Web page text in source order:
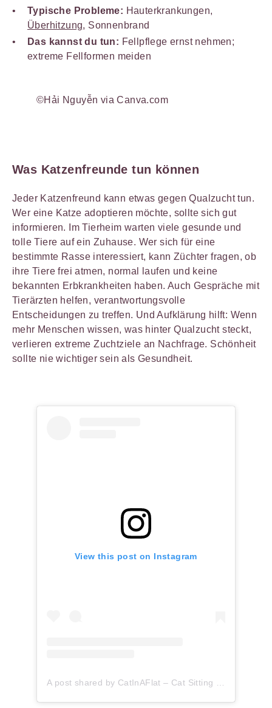
Typische Probleme: Hauterkrankungen,
Überhitzung, Sonnenbrand
Das kannst du tun: Fellpflege ernst nehmen;
extreme Fellformen meiden
©Hải Nguyễn via Canva.com
Was Katzenfreunde tun können
Jeder Katzenfreund kann etwas gegen Qualzucht tun.
Wer eine Katze adoptieren möchte, sollte sich gut
informieren. Im Tierheim warten viele gesunde und
tolle Tiere auf ein Zuhause. Wer sich für eine
bestimmte Rasse interessiert, kann Züchter fragen, ob
ihre Tiere frei atmen, normal laufen und keine
bekannten Erbkrankheiten haben. Auch Gespräche mit
Tierärzten helfen, verantwortungsvolle
Entscheidungen zu treffen. Und Aufklärung hilft: Wenn
mehr Menschen wissen, was hinter Qualzucht steckt,
verlieren extreme Zuchtziele an Nachfrage. Schönheit
sollte nie wichtiger sein als Gesundheit.
View this post on Instagram